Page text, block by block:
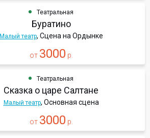
Театральная
Буратино
Малый театр, Сцена на Ордынке
от 3000 р.
Театральная
Сказка о царе Салтане
Малый театр, Основная сцена
от 3000 р.